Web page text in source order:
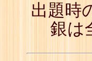
出題時
銀は